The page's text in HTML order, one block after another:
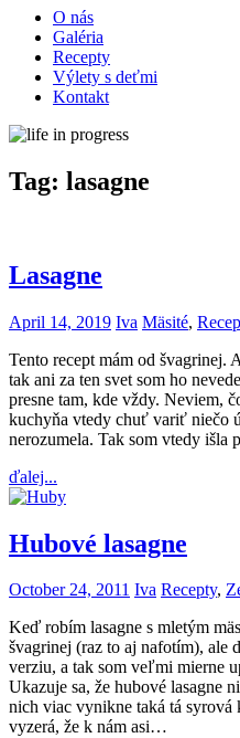
O nás
Galéria
Recepty
Výlety s deťmi
Kontakt
Tag: lasagne
Lasagne
April 14, 2019 Iva Mäsité,
Tento recept mám od švagrinej.
tak ani za ten svet som ho
presne tam, kde vždy. Neviem,
kuchyňa vtedy chuť variť niečo
nerozumela. Tak som vtedy išla
ďalej...
Hubové lasagne
October 24, 2011 Iva Recepty,
Keď robím lasagne s mletým
švagrinej (raz to aj nafotím), ale
verziu, a tak som veľmi mierne
Ukazuje sa, že hubové lasagne
nich viac vynikne taká tá
vyzerá, že k nám asi…